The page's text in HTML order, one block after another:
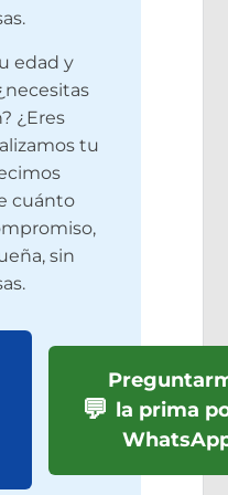
edad y
¿Eres
tu
cuánto
sin
💬 la prima